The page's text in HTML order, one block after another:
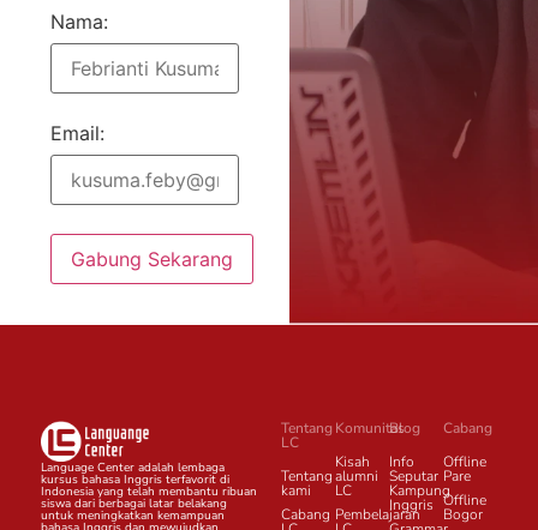
Nama:
Email:
Gabung Sekarang
Language Center adalah lembaga
kursus bahasa Inggris terfavorit di
Indonesia yang telah membantu ribuan
siswa dari berbagai latar belakang
untuk meningkatkan kemampuan
Tentang
LC
Tentang
kami
Cabang
Komunitas
Kisah
alumni
LC
Pembelajaran
Blog
Info
Seputar
Kampung
Inggris
Cabang
Offline
Pare
Offline
Bogor